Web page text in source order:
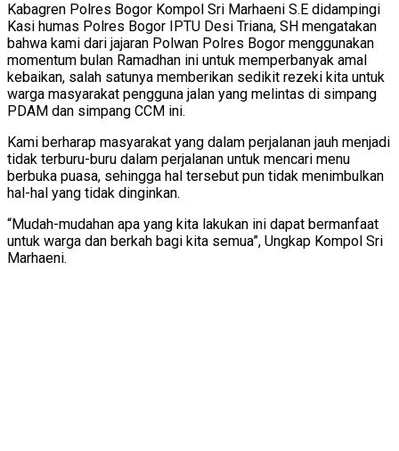
Kabagren Polres Bogor Kompol Sri Marhaeni S.E didampingi
Kasi humas Polres Bogor IPTU Desi Triana, SH mengatakan
bahwa kami dari jajaran Polwan Polres Bogor menggunakan
momentum bulan Ramadhan ini untuk memperbanyak amal
kebaikan, salah satunya memberikan sedikit rezeki kita untuk
warga masyarakat pengguna jalan yang melintas di simpang
PDAM dan simpang CCM ini.
Kami berharap masyarakat yang dalam perjalanan jauh menjadi
tidak terburu-buru dalam perjalanan untuk mencari menu
berbuka puasa, sehingga hal tersebut pun tidak menimbulkan
hal-hal yang tidak dinginkan.
“Mudah-mudahan apa yang kita lakukan ini dapat bermanfaat
untuk warga dan berkah bagi kita semua”, Ungkap Kompol Sri
Marhaeni.